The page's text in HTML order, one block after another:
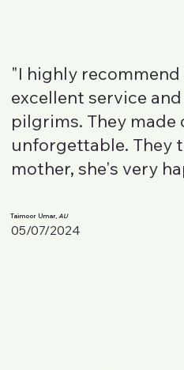
"I highly
excellent service
pilgrims. They made
unforgettable. They
mother, she's very
Taimoor Umar, AU
05/07/2024